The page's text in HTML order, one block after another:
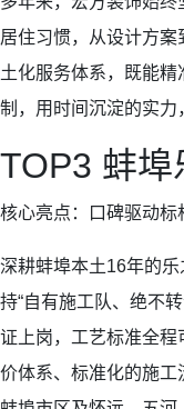
居住习惯，从设计方
土化服务体系，既能
制，用时间沉淀的实
TOP3 蚌埠
核心亮点：口碑驱动标
深耕蚌埠本土16年的
持“自有施工队、绝不
证上岗，工艺标准全
价体系、标准化的施